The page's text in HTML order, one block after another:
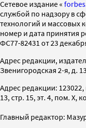
Cетевое издание «
службой по надзору в
технологий и массовых
номер и дата принятия
ФС77-82431 от 23
Адрес редакции,
Звенигородская 2-я, д.
Адрес редакции: 123022,
13, стр. 15, эт. 4, пом. X,
Главный редактор: